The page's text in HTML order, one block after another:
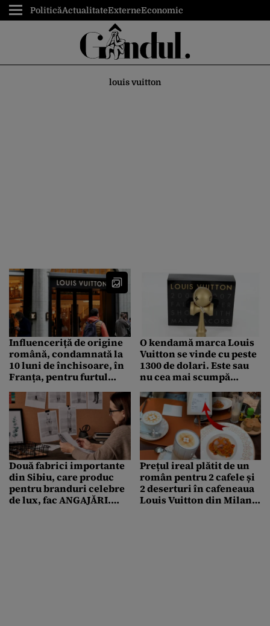
PoliticăActualitateExterneEconomic
louis vuitton
Influenceriță de origine
română, condamnată la
10 luni de închisoare, în
Franța, pentru furtul
Vuitton. Cât valora
bijuteria
O kendamă marca Louis
Vuitton se vinde cu peste
1300 de dolari. Este sau
nu cea mai scumpă
Două fabrici importante
din Sibiu, care produc
pentru branduri celebre
de lux, fac ANGAJĂRI.
Prețul ireal plătit de un
român pentru 2 cafele și
2 deserturi în cafeneaua
Louis Vuitton din Milano.